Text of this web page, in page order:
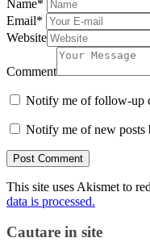
Name*
Email*
Website
Comment
Notify me of follow-up
Notify me of new posts
This site uses Akismet to
data is processed.
Cautare in site